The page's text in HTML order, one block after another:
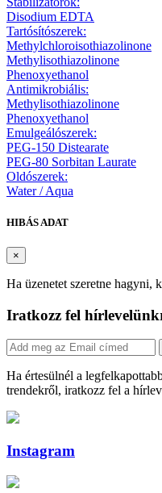
Disodium EDTA
Tartósítószerek:
Methylchloroisothiazolinone
Methylisothiazolinone
Phenoxyethanol
Antimikrobiális:
Methylisothiazolinone
Phenoxyethanol
Emulgeálószerek:
PEG-150 Distearate
PEG-80 Sorbitan Laurate
Oldószerek:
Water / Aqua
HIBÁS ADAT
×
Ha üzenetet szeretne hagyni,
Iratkozz fel
Ha értesülnél a
trendekről, iratkozz fel a
Instagram